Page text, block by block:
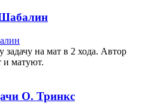
задачу на мат в 2 хода. Автор
матуют.
О. Тринкс